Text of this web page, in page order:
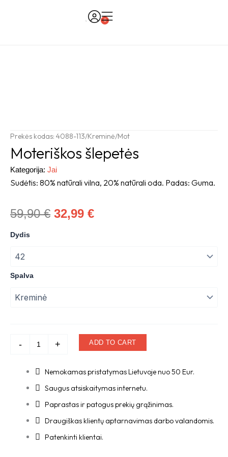
0
Cart
Prekės kodas: 4088-113/Kreminė/Mot
Moteriškos šlepetės
Kategorija: Jai
Sudėtis: 80% natūrali vilna, 20% natūrali oda. Padas: Guma.
59,90€ Original
32,99 €Current
Dydis
Spalva
-
Moteriškos
šlepetės
+ ADD TO CART
Nemokamas pristatymas Lietuvoje nuo 50 Eur.
Saugus atsiskaitymas internetu.
Paprastas ir patogus prekių grąžinimas.
Draugiškas klientų aptarnavimas darbo valandomis.
Patenkinti klientai.